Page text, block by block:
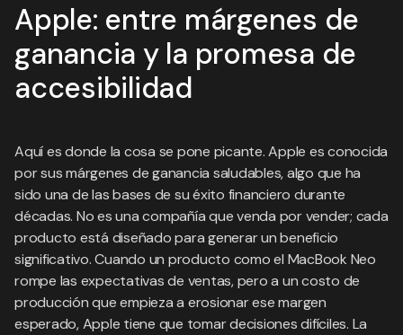
Apple: entre márgenes de
ganancia y la promesa de
accesibilidad
Aquí es donde la cosa se pone picante. Apple es conocida
por sus márgenes de ganancia saludables, algo que ha
sido una de las bases de su éxito financiero durante
décadas. No es una compañía que venda por vender; cada
producto está diseñado para generar un beneficio
significativo. Cuando un producto como el MacBook Neo
rompe las expectativas de ventas, pero a un costo de
producción que empieza a erosionar ese margen
esperado, Apple tiene que tomar decisiones difíciles. La